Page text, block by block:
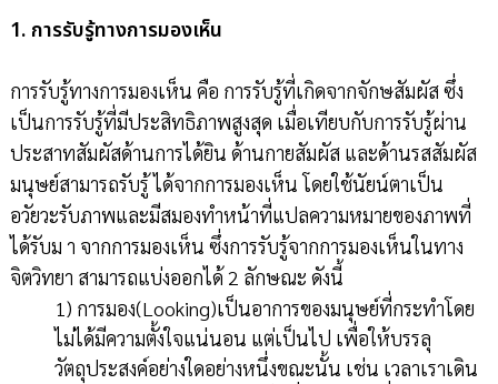
1. การรับรู้ทางการมองเห็น
การรับรู้ทางการมองเห็น คือ การรับรู้ที่เกิดจากจักษสัมผัส ซึ่ง
เป็นการรับรู้ที่มีประสิทธิภาพสูงสุด เมื่อเทียบกับการรับรู้ผ่าน
ประสาทสัมผัสด้านการได้ยิน ด้านกายสัมผัส และด้านรสสัมผัส
มนุษย์สามารถรับรู้ ได้จากการมองเห็น โดยใช้นัยน์ตาเป็น
อวัยวะรับภาพและมีสมองทำหน้าที่แปลความหมายของภาพที่
ได้รับม า จากการมองเห็น ซึ่งการรับรู้จากการมองเห็นในทาง
จิตวิทยา สามารถแบ่งออกได้ 2 ลักษณะ ดังนี้
1) การมอง(Looking)เป็นอาการของมนุษย์ที่กระทำโดย
ไม่ได้มีความตั้งใจแน่นอน แต่เป็นไป เพื่อให้บรรลุ
วัตถุประสงค์อย่างใดอย่างหนึ่งขณะนั้น เช่น เวลาเราเดิน